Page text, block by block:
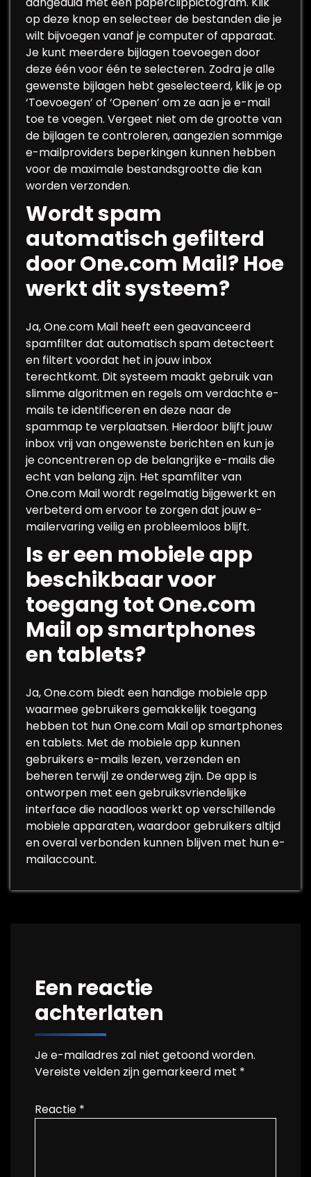
op deze knop en selecteer de bestanden die je
wilt bijvoegen vanaf je computer of apparaat.
Je kunt meerdere bijlagen toevoegen door
deze één voor één te selecteren. Zodra je alle
gewenste bijlagen hebt geselecteerd, klik je op
‘Toevoegen’ of ‘Openen’ om ze aan je e-mail
toe te voegen. Vergeet niet om de grootte van
de bijlagen te controleren, aangezien sommige
e-mailproviders beperkingen kunnen hebben
voor de maximale bestandsgrootte die kan
worden verzonden.
Wordt spam
automatisch gefilterd
door One.com Mail? Hoe
werkt dit systeem?
Ja, One.com Mail heeft een geavanceerd
spamfilter dat automatisch spam detecteert
en filtert voordat het in jouw inbox
terechtkomt. Dit systeem maakt gebruik van
slimme algoritmen en regels om verdachte e-
mails te identificeren en deze naar de
spammap te verplaatsen. Hierdoor blijft jouw
inbox vrij van ongewenste berichten en kun je
je concentreren op de belangrijke e-mails die
echt van belang zijn. Het spamfilter van
One.com Mail wordt regelmatig bijgewerkt en
verbeterd om ervoor te zorgen dat jouw e-
mailervaring veilig en probleemloos blijft.
Is er een mobiele app
beschikbaar voor
toegang tot One.com
Mail op smartphones
en tablets?
Ja, One.com biedt een handige mobiele app
waarmee gebruikers gemakkelijk toegang
hebben tot hun One.com Mail op smartphones
en tablets. Met de mobiele app kunnen
gebruikers e-mails lezen, verzenden en
beheren terwijl ze onderweg zijn. De app is
ontworpen met een gebruiksvriendelijke
interface die naadloos werkt op verschillende
mobiele apparaten, waardoor gebruikers altijd
en overal verbonden kunnen blijven met hun e-
mailaccount.
Een reactie
achterlaten
Je e-mailadres zal niet getoond worden.
Vereiste velden zijn gemarkeerd met *
Reactie *